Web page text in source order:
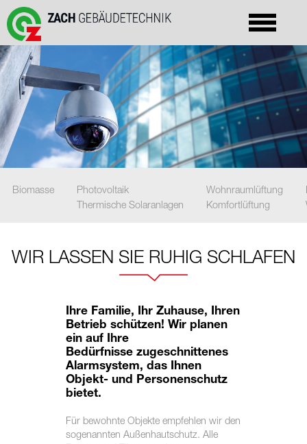
Biomasse
Photovoltaik
Thermische Solaranlagen
Wohnraumlüftung
Komfortlüftung
WIR LASSEN SIE RUHIG SCHLAFEN
Ihre Familie, Ihr Zuhause, Ihren
Betrieb schützen! Wir planen
ein auf Ihre
Bedürfnisse zugeschnittenes
Alarmsystem, das Ihnen
Objekt- und Personenschutz
bietet.
Für bewohnte Objekte empfehlen wir den
sogenannten Außenhautschutz. Alle